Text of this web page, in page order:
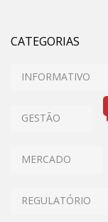
CATEGORIAS
INFORMATIVO
GESTÃO
MERCADO
REGULATÓRIO